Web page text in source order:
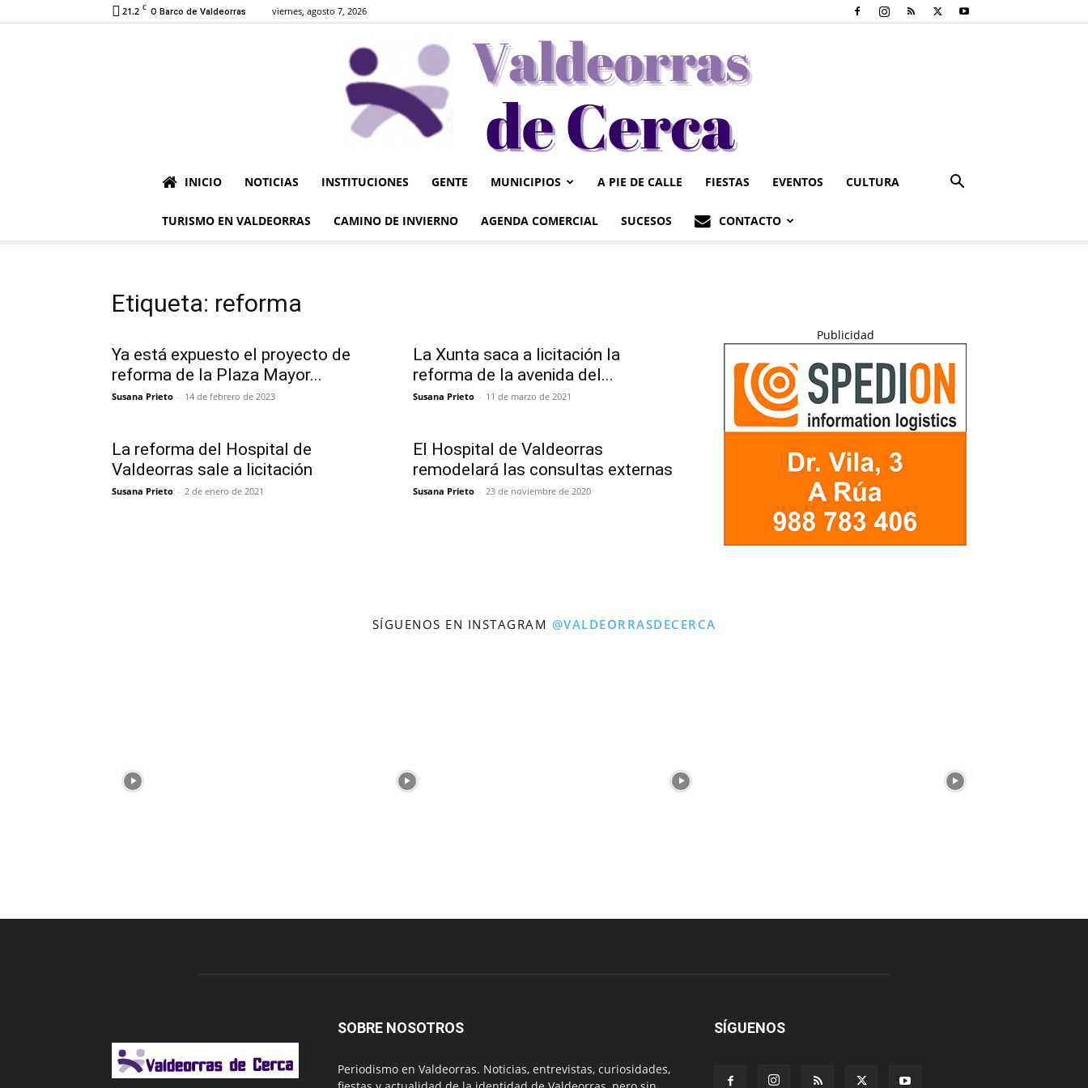
21.2 C O Barco de Valdeorras viernes, agosto 7, 2026
Valdeorrasdecerca
INICIO NOTICIAS INSTITUCIONES GENTE MUNICIPIOS A PIE DE CALLE FIESTAS EVENTOS CULTURA
TURISMO EN VALDEORRAS CAMINO DE INVIERNO AGENDA COMERCIAL SUCESOS CONTACTO
Etiqueta: reforma
Ya está expuesto el proyecto de
reforma de la Plaza Mayor...
Susana Prieto - 14 de febrero de 2023
La Xunta saca a licitación la
reforma de la avenida del...
Susana Prieto - 11 de marzo de 2021
La reforma del Hospital de
Valdeorras sale a licitación
Susana Prieto - 2 de enero de 2021
El Hospital de Valdeorras
remodelará las consultas externas
Susana Prieto - 23 de noviembre de 2020
Publicidad
SÍGUENOS EN INSTAGRAM @VALDEORRASDECERCA
SOBRE NOSOTROS
Periodismo en Valdeorras. Noticias, entrevistas, curiosidades,
SÍGUENOS